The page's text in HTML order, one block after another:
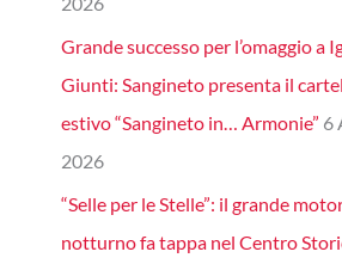
Grande successo per l’omaggio a
Giunti: Sangineto presenta il
estivo “Sangineto in… Armonie” 6
2026
“Selle per le Stelle”: il grande
notturno fa tappa nel Centro